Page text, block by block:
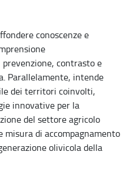
conoscenze e
contrasto e
Parallelamente, intende
dei territori coinvolti,
innovative per la
del settore agricolo
misura di accompagnamento
olivicola della